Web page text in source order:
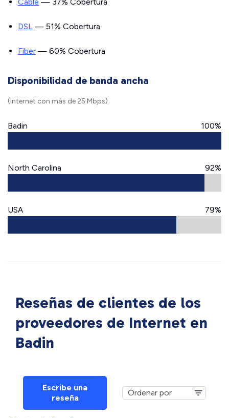
DSL — 51% Cobertura
Fiber — 60% Cobertura
Disponibilidad de banda ancha
(Internet con más de 25 Mbps)
Badin 100%
North Carolina 92%
USA 79%
Reseñas de clientes de los
proveedores de Internet en
Badin
Escribe una
reseña